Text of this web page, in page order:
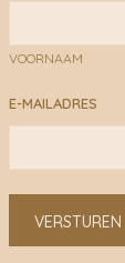
VOORNAAM
E-MAILADRES
VERSTUREN